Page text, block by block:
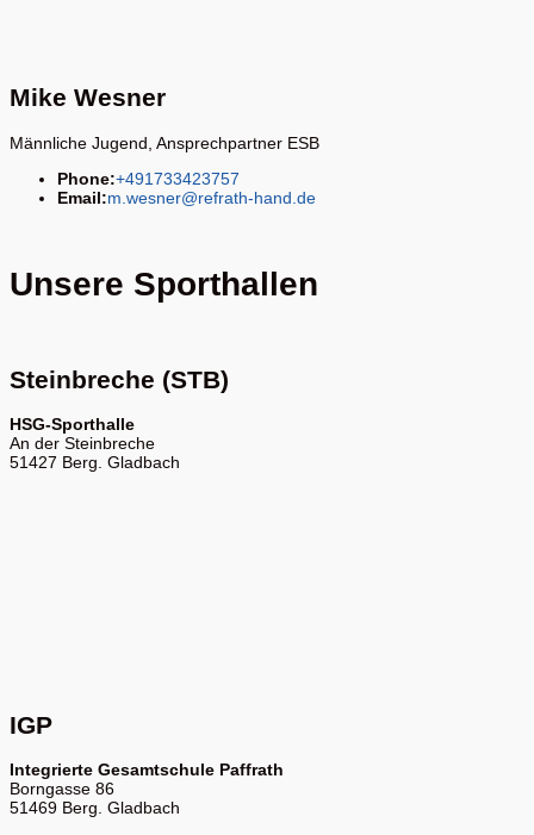
Mike Wesner
Männliche Jugend, Ansprechpartner ESB
Phone:+491733423757
Email:m.wesner@refrath-hand.de
Unsere Sporthallen
Steinbreche (STB)
HSG-Sporthalle
An der Steinbreche
51427 Berg. Gladbach
IGP
Integrierte Gesamtschule Paffrath
Borngasse 86
51469 Berg. Gladbach